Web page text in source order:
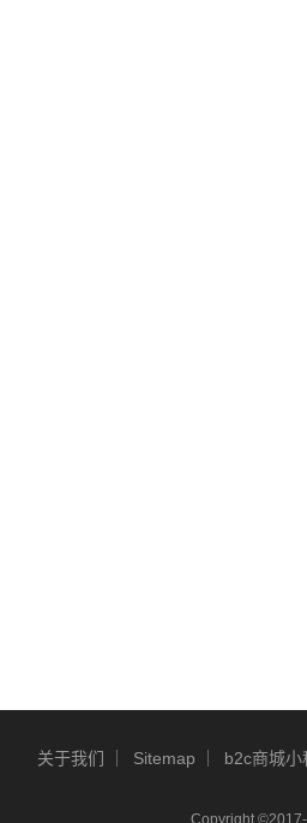
关于我们 Sitemap b2c商城小
Copyright